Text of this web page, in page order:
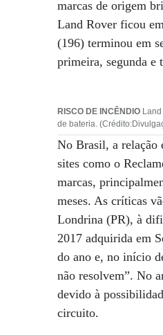
marcas de origem
Land Rover ficou
(196) terminou em
primeira, segunda e
RISCO DE INCÊNDIO
de bateria.
No Brasil, a relação
sites como o
marcas,
meses. As críticas
Londrina (PR), à
2017 adquirida em
do ano e, no início
não resolvem”. No
devido à
circuito.